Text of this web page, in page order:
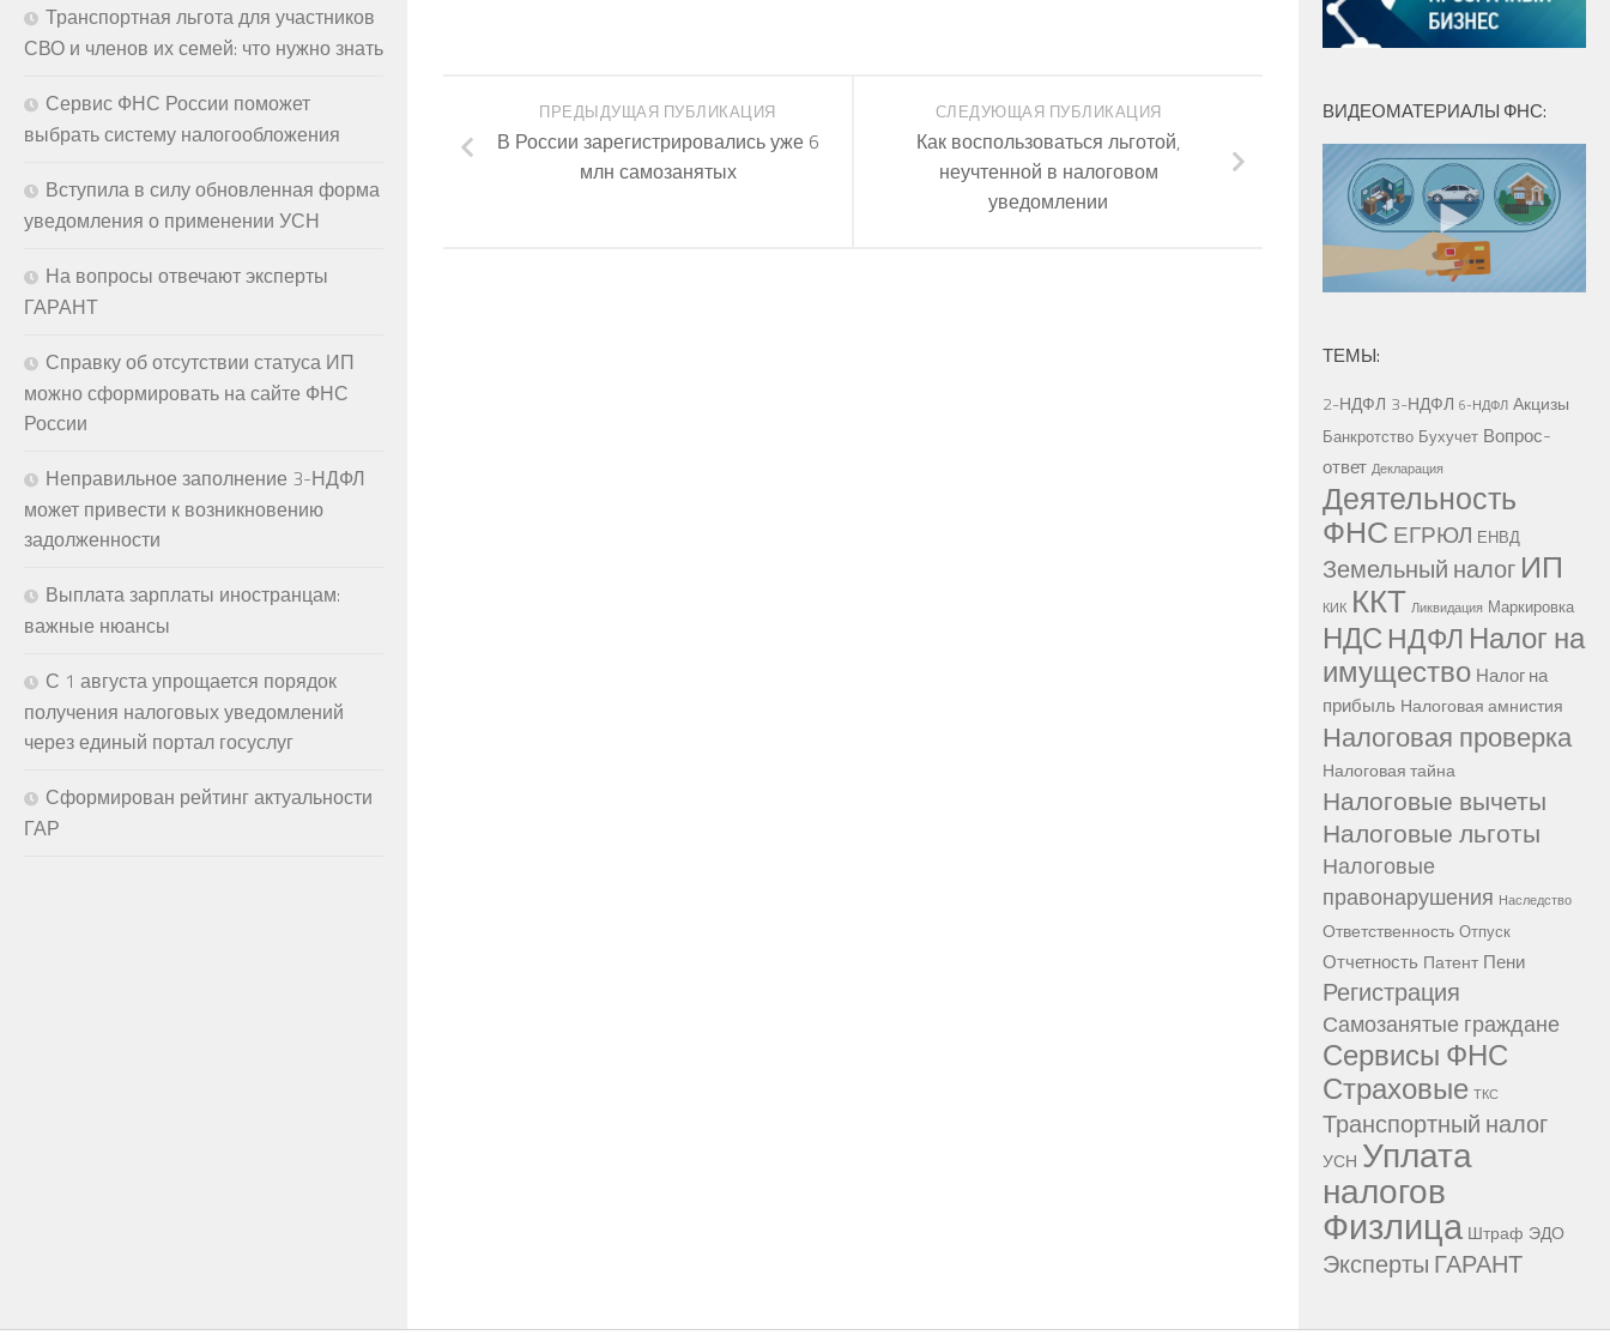
СЛЕДУЮЩАЯ ПУБЛИКАЦИЯ
Как воспользоваться льготой,
неучтенной в налоговом
уведомлении
ПРЕДЫДУЩАЯ ПУБЛИКАЦИЯ
В России зарегистрировались уже 6
млн самозанятых
Транспортная льгота для участников
СВО и членов их семей: что нужно знать
Сервис ФНС России поможет
выбрать систему налогообложения
Вступила в силу обновленная форма
уведомления о применении УСН
На вопросы отвечают эксперты
ГАРАНТ
Справку об отсутствии статуса ИП
можно сформировать на сайте ФНС
России
Неправильное заполнение 3-НДФЛ
может привести к возникновению
задолженности
Выплата зарплаты иностранцам:
важные нюансы
С 1 августа упрощается порядок
получения налоговых уведомлений
через единый портал госуслуг
Сформирован рейтинг актуальности
ГАР
ВИДЕОМАТЕРИАЛЫ ФНС:
ТЕМЫ:
2-НДФЛ 3-НДФЛ 6-НДФЛ Акцизы
Банкротство Бухучет Вопрос-
ответ Декларация
Деятельность
ФНС ЕГРЮЛ ЕНВД
Земельный налог ИП
КИК ККТ Ликвидация Маркировка
НДС НДФЛ Налог на
имущество Налог на
прибыль Налоговая амнистия
Налоговая проверка
Налоговая тайна
Налоговые вычеты
Налоговые льготы
Налоговые
правонарушения Наследство
Ответственность Отпуск
Отчетность Патент Пени
Регистрация
Самозанятые граждане
Сервисы ФНС
Страховые ТКС
Транспортный налог
УСН Уплата
налогов
Физлица Штраф ЭДО
Эксперты ГАРАНТ